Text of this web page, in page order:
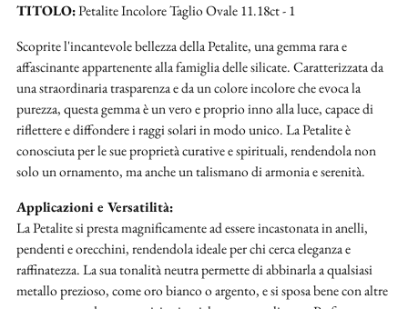
al
carrello...
TITOLO:Petalite Incolore Taglio Ovale 11.18ct - 1
Scoprite l'incantevole bellezza della Petalite, una gemma rara e
affascinante appartenente alla famiglia delle silicate. Caratterizzata da
una straordinaria trasparenza e da un colore incolore che evoca la
purezza, questa gemma è un vero e proprio inno alla luce, capace di
riflettere e diffondere i raggi solari in modo unico. La Petalite è
conosciuta per le sue proprietà curative e spirituali, rendendola non
solo un ornamento, ma anche un talismano di armonia e serenità.
Applicazioni e Versatilità:
La Petalite si presta magnificamente ad essere incastonata in anelli,
pendenti e orecchini, rendendola ideale per chi cerca eleganza e
raffinatezza. La sua tonalità neutra permette di abbinarla a qualsiasi
metallo prezioso, come oro bianco o argento, e si sposa bene con altre